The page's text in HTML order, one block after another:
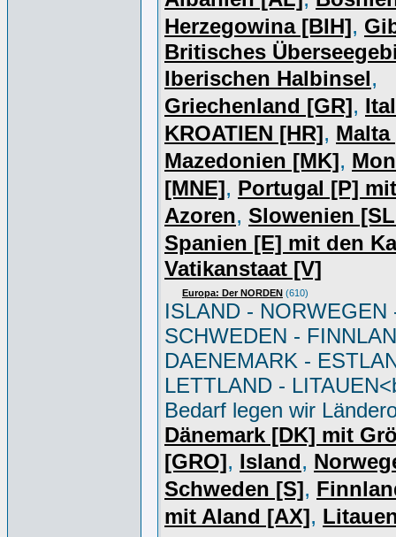
Herzegowina [BIH],
Britisches
Iberischen Halbinsel,
Griechenland [GR],
KROATIEN [HR], Malta
Mazedonien [MK],
[MNE], Portugal [P]
Azoren, Slowenien
Spanien [E] mit den
Vatikanstaat [V]
Europa: Der NORDEN (610)
ISLAND - NORWEGEN
SCHWEDEN -
DAENEMARK -
LETTLAND -
Bedarf legen wir
Dänemark [DK] mit
[GRO], Island,
Schweden [S],
mit Aland [AX],